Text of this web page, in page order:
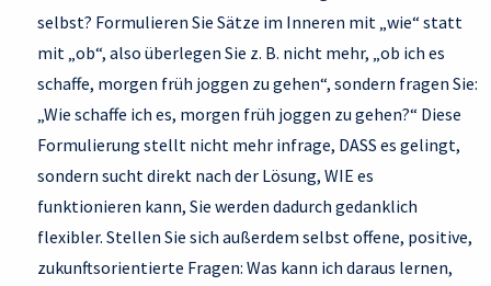
selbst? Formulieren Sie Sätze im Inneren mit „wie“ statt
mit „ob“, also überlegen Sie z. B. nicht mehr, „ob ich es
schaffe, morgen früh joggen zu gehen“, sondern fragen Sie:
„Wie schaffe ich es, morgen früh joggen zu gehen?“ Diese
Formulierung stellt nicht mehr infrage, DASS es gelingt,
sondern sucht direkt nach der Lösung, WIE es
funktionieren kann, Sie werden dadurch gedanklich
flexibler. Stellen Sie sich außerdem selbst offene, positive,
zukunftsorientierte Fragen: Was kann ich daraus lernen,